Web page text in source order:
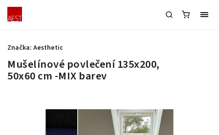
Mušelínové povlečení 135x200,
50x60 cm -MIX barev
Značka: Aesthetic